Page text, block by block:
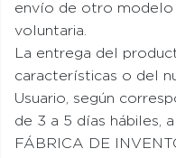
envío de otro modelo
voluntaria.
La entrega del
características o del
Usuario, según
de 3 a 5 días hábiles,
FÁBRICA DE